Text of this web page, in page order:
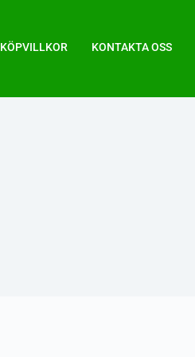
KÖPVILLKOR KONTAKTA OSS